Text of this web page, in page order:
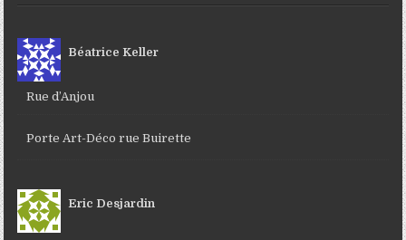
Béatrice Keller
Rue d’Anjou
Porte Art-Déco rue Buirette
Eric Desjardin